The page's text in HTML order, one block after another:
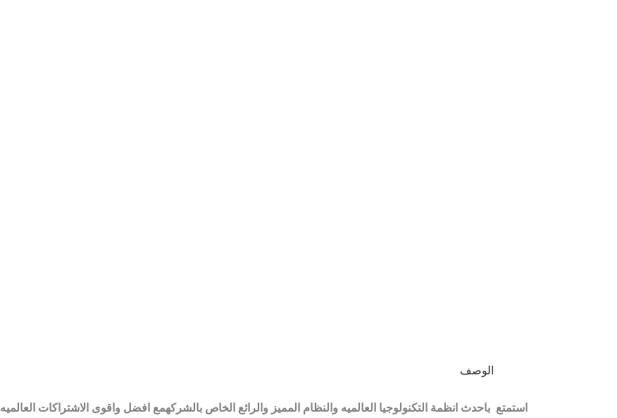
الوصف
استمتع باحدث انظمة التكنولوجيا العالميه والنظام المميز والرائع الخاص بالشركهمع افضل واقوى الاشتراكات العالميه TIGER ONE MILLION 4K V2